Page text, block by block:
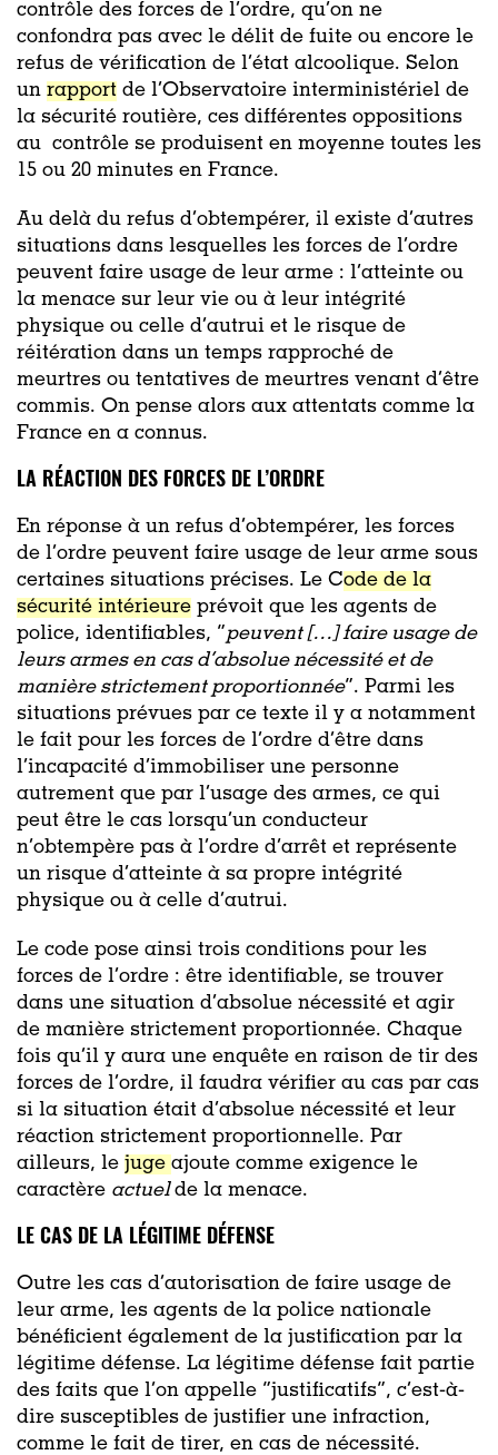
contrôle des forces de l’ordre, qu’on ne
confondra pas avec le délit de fuite ou encore le
refus de vérification de l’état alcoolique. Selon
un rapport de l’Observatoire interministériel de
la sécurité routière, ces différentes oppositions
au contrôle se produisent en moyenne toutes les
15 ou 20 minutes en France.
Au delà du refus d’obtempérer, il existe d’autres
situations dans lesquelles les forces de l’ordre
peuvent faire usage de leur arme : l’atteinte ou
la menace sur leur vie ou à leur intégrité
physique ou celle d’autrui et le risque de
réitération dans un temps rapproché de
meurtres ou tentatives de meurtres venant d’être
commis. On pense alors aux attentats comme la
France en a connus.
LA RÉACTION DES FORCES DE L’ORDRE
En réponse à un refus d’obtempérer, les forces
de l’ordre peuvent faire usage de leur arme sous
certaines situations précises. Le Code de la
sécurité intérieure prévoit que les agents de
police, identifiables, “peuvent […] faire usage de
leurs armes en cas d’absolue nécessité et de
manière strictement proportionnée”. Parmi les
situations prévues par ce texte il y a notamment
le fait pour les forces de l’ordre d’être dans
l’incapacité d’immobiliser une personne
autrement que par l’usage des armes, ce qui
peut être le cas lorsqu’un conducteur
n’obtempère pas à l’ordre d’arrêt et représente
un risque d’atteinte à sa propre intégrité
physique ou à celle d’autrui.
Le code pose ainsi trois conditions pour les
forces de l’ordre : être identifiable, se trouver
dans une situation d’absolue nécessité et agir
de manière strictement proportionnée. Chaque
fois qu’il y aura une enquête en raison de tir des
forces de l’ordre, il faudra vérifier au cas par cas
si la situation était d’absolue nécessité et leur
réaction strictement proportionnelle. Par
ailleurs, le juge ajoute comme exigence le
caractère actuelde la menace.
LE CAS DE LA LÉGITIME DÉFENSE
Outre les cas d’autorisation de faire usage de
leur arme, les agents de la police nationale
bénéficient également de la justification par la
légitime défense. La légitime défense fait partie
des faits que l’on appelle “justificatifs”, c’est-à-
dire susceptibles de justifier une infraction,
comme le fait de tirer, en cas de nécessité.